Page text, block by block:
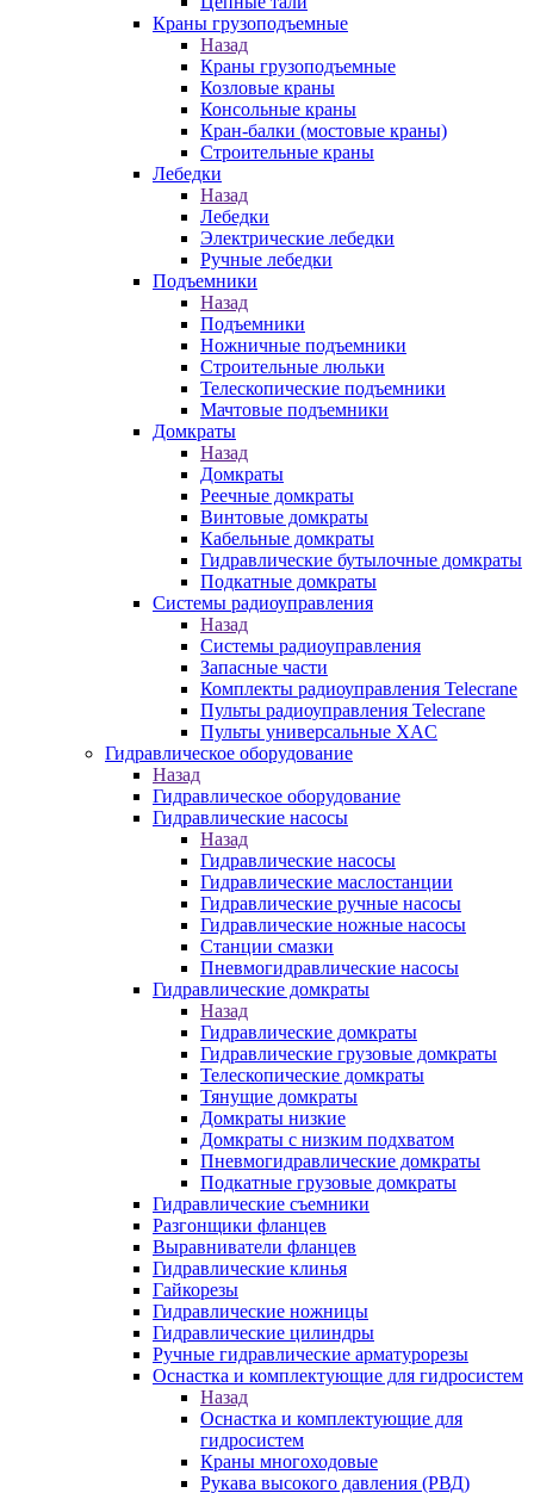
Краны грузоподъемные
Назад
Краны грузоподъемные
Козловые краны
Консольные краны
Кран-балки (мостовые краны)
Строительные краны
Лебедки
Назад
Лебедки
Электрические лебедки
Ручные лебедки
Подъемники
Назад
Подъемники
Ножничные подъемники
Строительные люльки
Телескопические подъемники
Мачтовые подъемники
Домкраты
Назад
Домкраты
Реечные домкраты
Винтовые домкраты
Кабельные домкраты
Гидравлические бутылочные домкраты
Подкатные домкраты
Системы радиоуправления
Назад
Системы радиоуправления
Запасные части
Комплекты радиоуправления Telecrane
Пульты радиоуправления Telecrane
Пульты универсальные XAC
Гидравлическое оборудование
Назад
Гидравлическое оборудование
Гидравлические насосы
Назад
Гидравлические насосы
Гидравлические маслостанции
Гидравлические ручные насосы
Гидравлические ножные насосы
Станции смазки
Пневмогидравлические насосы
Гидравлические домкраты
Назад
Гидравлические домкраты
Гидравлические грузовые домкраты
Телескопические домкраты
Тянущие домкраты
Домкраты низкие
Домкраты с низким подхватом
Пневмогидравлические домкраты
Подкатные грузовые домкраты
Гидравлические съемники
Разгонщики фланцев
Выравниватели фланцев
Гидравлические клинья
Гайкорезы
Гидравлические ножницы
Гидравлические цилиндры
Ручные гидравлические арматурорезы
Оснастка и комплектующие для гидросистем
Назад
Оснастка и комплектующие для
гидросистем
Краны многоходовые
Рукава высокого давления (РВД)